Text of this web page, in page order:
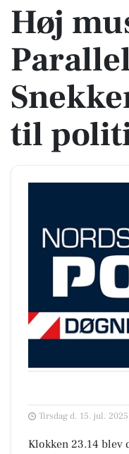
Høj
til
Tirsdag d. 15. jul.
Klokken 23.14 blev